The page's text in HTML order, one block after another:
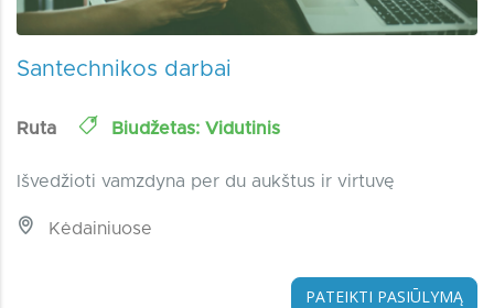
Santechnikos darbai
Ruta Biudžetas: Vidutinis
Išvedžioti vamzdyna per du aukštus ir virtuvę
Kėdainiuose
PATEIKTI PASIŪLYMĄ